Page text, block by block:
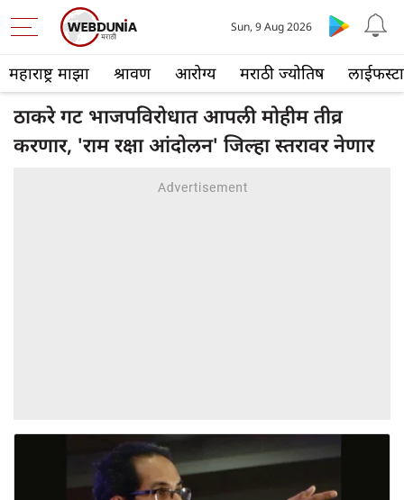
महाराष्ट्र माझा श्रावण आरोग्य मराठी ज्योतिष
Sun, 9 Aug 2026
ठाकरे गट भाजपविरोधात आपली मोहीम तीव्र
करणार, 'राम रक्षा आंदोलन' जिल्हा स्तरावर नेणार